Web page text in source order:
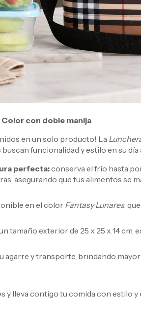
con doble manija
en un solo producto! La
funcionalidad y estilo en su día
perfecta:conserva el frío hasta
asegurando que tus alimentos se
en el color Fantasy Lunares,
tamaño exterior de 25 x 25 x 14 cm,
agarre y transporte, brindando
y lleva contigo tu comida con estilo y